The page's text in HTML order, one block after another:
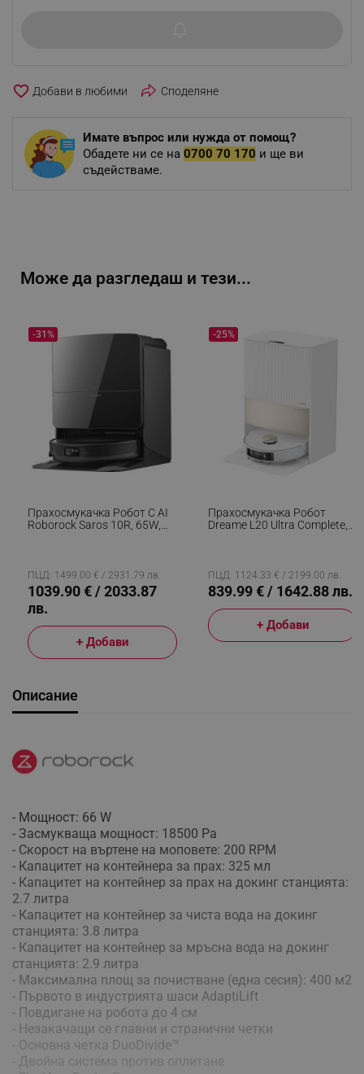
favorite_border Споделяне
Имате въпрос или нужда от помощ?
Обадете ни се на 0700 70 170 и ще ви
съдействаме.
Може да разгледаш и тези...
Прахосмукачка Робот С AI
Roborock Saros 10R, 65W,
Автономност, Черен
-31%
ПЦД: 1499.00 € / 2931.79 лв.
1039.90 € / 2033.87
лв.
+ Добави
Прахосмукачка Робот
Dreame L20 Ultra Complete,
Зареждане, Автономия До
210 Мин, Бял
-25%
ПЦД: 1124.33 € / 2199.00 лв.
839.99 € / 1642.88 лв.
+ Добави
Описание
- Мощност: 66 W
- Засмукваща мощност: 18500 Pa
- Скорост на въртене на моповете: 200 RPM
- Капацитет на контейнера за прах: 325 мл
- Капацитет на контейнер за прах на докинг станцията:
2.7 литра
- Капацитет на контейнер за чиста вода на докинг
станцията: 3.8 литра
- Капацитет на контейнер за мръсна вода на докинг
станцията: 2.9 литра
- Максимална площ за почистване (една сесия): 400 м2
- Първото в индустрията шаси AdaptiLift
- Повдигане на робота до 4 см
- Незакачащи се главни и странични четки
- Основна четка DuoDivide™
- Двойна система против оплитане